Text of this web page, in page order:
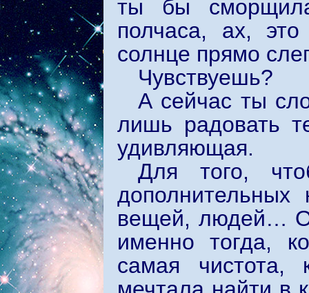
ты бы
полчаса, ах,
солнце прямо
Чувствуешь?
А сейчас ты
лишь радовать
удивляющая.
Для того,
вещей, людей…
именно тогда,
самая чистота,